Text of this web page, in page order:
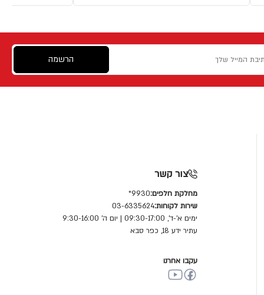
הרשמה
צור קשר
מחלקת חלפים:9930*
שירות לקוחות:03-6335624
ימים א'-ד', 09:30-17:00 | יום ה' 9:30-16:00
עתיר ידע 18, כפר סבא
עקבו אחרנו